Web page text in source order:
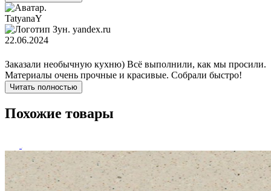
TatyanaY
yandex.ru
22.06.2024
Заказали необычную кухню) Всё выполнили, как мы просили.
Материалы очень прочные и красивые. Собрали быстро!
Читать полностью
Похожие товары